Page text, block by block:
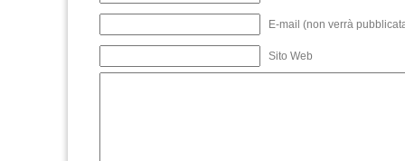
E-mail (non verrà
Sito Web